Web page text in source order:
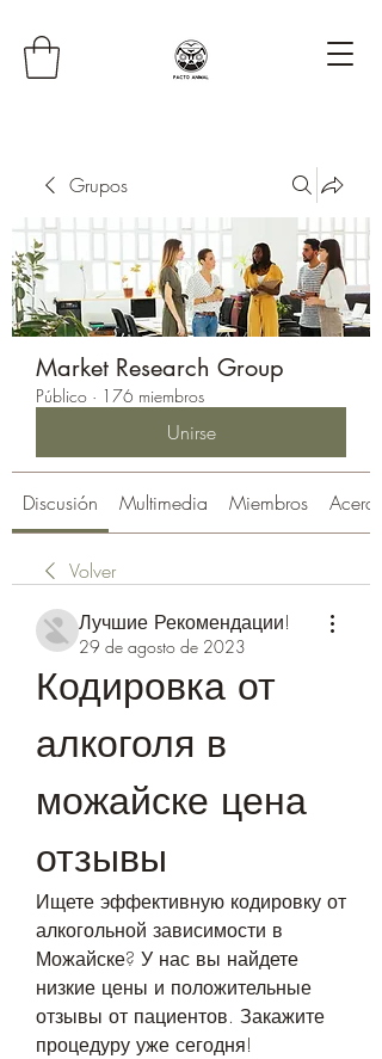
Grupos
Market Research Group
Público · 176 miembros
Unirse
Discusión Multimedia Miembros Acerca
Volver
Лучшие Рекомендации!
29 de agosto de 2023
Кодировка от
алкоголя в
можайске цена
отзывы
Ищете эффективную кодировку от
алкогольной зависимости в
Можайске? У нас вы найдете
низкие цены и положительные
отзывы от пациентов. Закажите
процедуру уже сегодня!